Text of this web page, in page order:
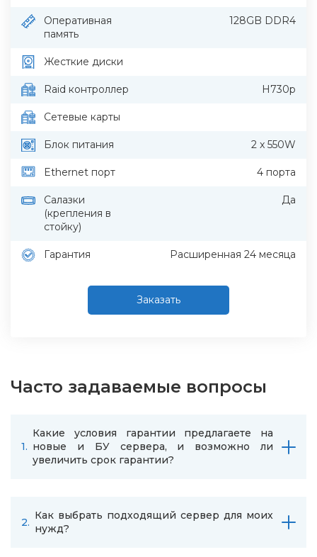
Оперативная
память
128GB DDR4
Жесткие диски
Raid контроллер H730p
Сетевые карты
Блок питания 2 x 550W
Ethernet порт 4 порта
Салазки
(крепления в
стойку)
Да
Гарантия Расширенная 24 месяца
Заказать
Часто задаваемые вопросы
1.
Какие условия гарантии предлагаете на
новые и БУ сервера, и возможно ли
увеличить срок гарантии?
2.
Как выбрать подходящий сервер для моих
нужд?